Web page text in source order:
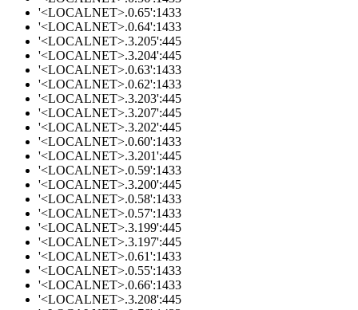
'<LOCALNET>.0.65':1433
'<LOCALNET>.0.64':1433
'<LOCALNET>.3.205':445
'<LOCALNET>.3.204':445
'<LOCALNET>.0.63':1433
'<LOCALNET>.0.62':1433
'<LOCALNET>.3.203':445
'<LOCALNET>.3.207':445
'<LOCALNET>.3.202':445
'<LOCALNET>.0.60':1433
'<LOCALNET>.3.201':445
'<LOCALNET>.0.59':1433
'<LOCALNET>.3.200':445
'<LOCALNET>.0.58':1433
'<LOCALNET>.0.57':1433
'<LOCALNET>.3.199':445
'<LOCALNET>.3.197':445
'<LOCALNET>.0.61':1433
'<LOCALNET>.0.55':1433
'<LOCALNET>.0.66':1433
'<LOCALNET>.3.208':445